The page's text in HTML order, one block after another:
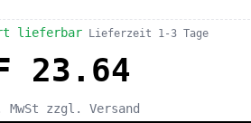
lieferbar Lieferzeit 1-3 Tage
23.64
zzgl. Versand